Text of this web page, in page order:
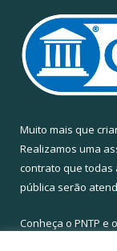
Muito mais que
Realizamos uma
contrato que todas
pública serão
Conheça o PNTP e o